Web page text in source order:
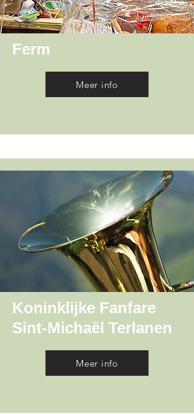
Ferm
Meer info
Koninklijke Fanfare
Sint-Michaël Terlanen
Meer info